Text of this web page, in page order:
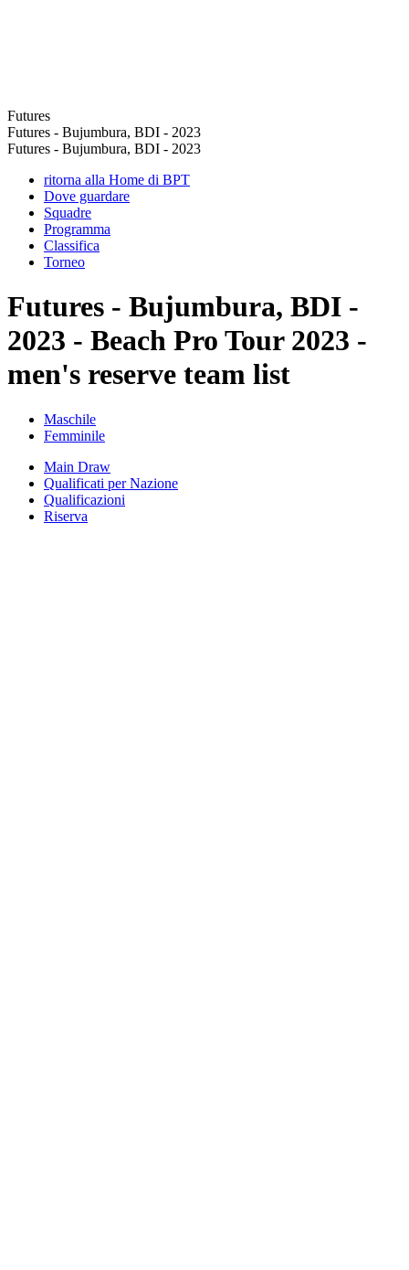
Futures
Futures - Bujumbura, BDI - 2023
Futures - Bujumbura, BDI - 2023
ritorna alla Home di BPT
Dove guardare
Squadre
Programma
Classifica
Torneo
Futures - Bujumbura, BDI -
2023 - Beach Pro Tour 2023 -
men's reserve team list
Maschile
Femminile
Main Draw
Qualificati per Nazione
Qualificazioni
Riserva